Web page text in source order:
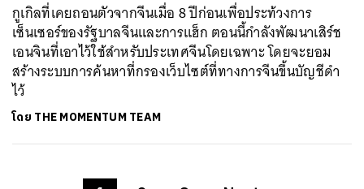
กูเกิลที่เคยถอนตัวจากจีนเมื่อ 8 ปีก่อนเพื่อประท้วงการ
เซ็นเซอร์ของรัฐบาลจีนและการแฮ็ก ตอนนี้กำลังพัฒนาเสิร์ช
เอนจินที่เอาไว้ใช้สำหรับประเทศจีนโดยเฉพาะ โดยจะยอม
สร้างระบบการค้นหาที่กรองเว็บไซต์ที่ทางการจีนขึ้นบัญชีดำ
ไว้
โดย THE MOMENTUM TEAM